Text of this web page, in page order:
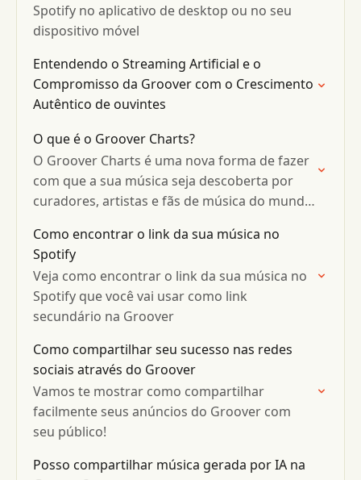
Spotify no aplicativo de desktop ou no seu
dispositivo móvel
Entendendo o Streaming Artificial e o
Compromisso da Groover com o Crescimento
Autêntico de ouvintes
O que é o Groover Charts?
O Groover Charts é uma nova forma de fazer
com que a sua música seja descoberta por
curadores, artistas e fãs de música do mundo
Como encontrar o link da sua música no
Spotify
Veja como encontrar o link da sua música no
Spotify que você vai usar como link
secundário na Groover
Como compartilhar seu sucesso nas redes
sociais através do Groover
Vamos te mostrar como compartilhar
facilmente seus anúncios do Groover com
seu público!
Posso compartilhar música gerada por IA na